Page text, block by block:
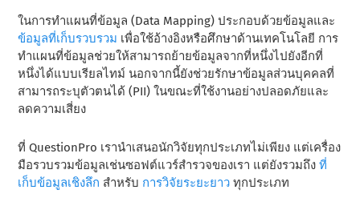
ในการทําแผนที่ข้อมูล (Data Mapping) ประกอบด้วยข้อมูลและ
ข้อมูลที่เก็บรวบรวม เพื่อใช้อ้างอิงหรือศึกษาด้านเทคโนโลยี การ
ทําแผนที่ข้อมูลช่วยให้สามารถย้ายข้อมูลจากที่หนึ่งไปยังอีกที่
หนึ่งได้แบบเรียลไทม์ นอกจากนี้ยังช่วยรักษาข้อมูลส่วนบุคคลที่
สามารถระบุตัวตนได้ (PII) ในขณะที่ใช้งานอย่างปลอดภัยและ
ลดความเสี่ยง
ที่ QuestionPro เรานําเสนอนักวิจัยทุกประเภทไม่เพียง แต่เครื่อง
มือรวบรวมข้อมูลเช่นซอฟต์แวร์สํารวจของเรา แต่ยังรวมถึงที่
เก็บข้อมูลเชิงลึก สําหรับ การวิจัยระยะยาว ทุกประเภท